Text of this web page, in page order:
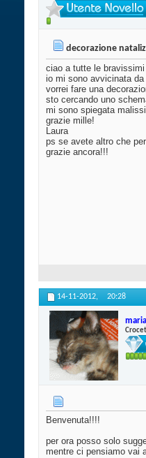
decorazione
ciao a tutte le
io mi sono avvicinata
vorrei fare una
sto cercando uno
mi sono spiegata
grazie mille!
Laura
ps se avete altro che
grazie ancora!!!
14-11-2012, 20:28
Benvenuta!!!!
per ora posso solo
mentre ci pensiamo vai